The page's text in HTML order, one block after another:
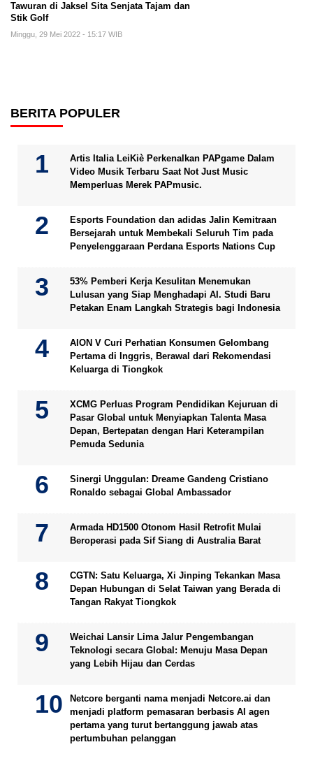
Tawuran di Jaksel Sita Senjata Tajam dan
Stik Golf
Minggu, 29 Mei 2022 - 15:17 WIB
BERITA POPULER
Artis Italia LeiKiè Perkenalkan PAPgame Dalam
Video Musik Terbaru Saat Not Just Music
Memperluas Merek PAPmusic.
Esports Foundation dan adidas Jalin Kemitraan
Bersejarah untuk Membekali Seluruh Tim pada
Penyelenggaraan Perdana Esports Nations Cup
53% Pemberi Kerja Kesulitan Menemukan
Lulusan yang Siap Menghadapi AI. Studi Baru
Petakan Enam Langkah Strategis bagi Indonesia
AION V Curi Perhatian Konsumen Gelombang
Pertama di Inggris, Berawal dari Rekomendasi
Keluarga di Tiongkok
XCMG Perluas Program Pendidikan Kejuruan di
Pasar Global untuk Menyiapkan Talenta Masa
Depan, Bertepatan dengan Hari Keterampilan
Pemuda Sedunia
Sinergi Unggulan: Dreame Gandeng Cristiano
Ronaldo sebagai Global Ambassador
Armada HD1500 Otonom Hasil Retrofit Mulai
Beroperasi pada Sif Siang di Australia Barat
CGTN: Satu Keluarga, Xi Jinping Tekankan Masa
Depan Hubungan di Selat Taiwan yang Berada di
Tangan Rakyat Tiongkok
Weichai Lansir Lima Jalur Pengembangan
Teknologi secara Global: Menuju Masa Depan
yang Lebih Hijau dan Cerdas
Netcore berganti nama menjadi Netcore.ai dan
menjadi platform pemasaran berbasis AI agen
pertama yang turut bertanggung jawab atas
pertumbuhan pelanggan